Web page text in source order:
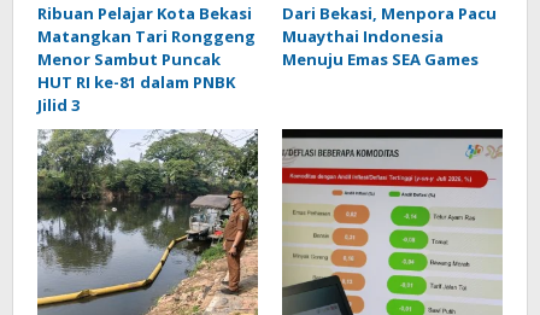
Ribuan Pelajar Kota Bekasi
Matangkan Tari Ronggeng
Menor Sambut Puncak
HUT RI ke-81 dalam PNBK
Jilid 3
Dari Bekasi, Menpora Pacu
Muaythai Indonesia
Menuju Emas SEA Games